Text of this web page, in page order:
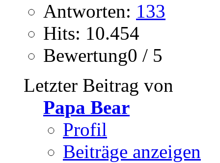
Antworten: 133
Hits: 10.454
Bewertung0 / 5
Letzter Beitrag von
Papa Bear
Profil
Beiträge anzeigen